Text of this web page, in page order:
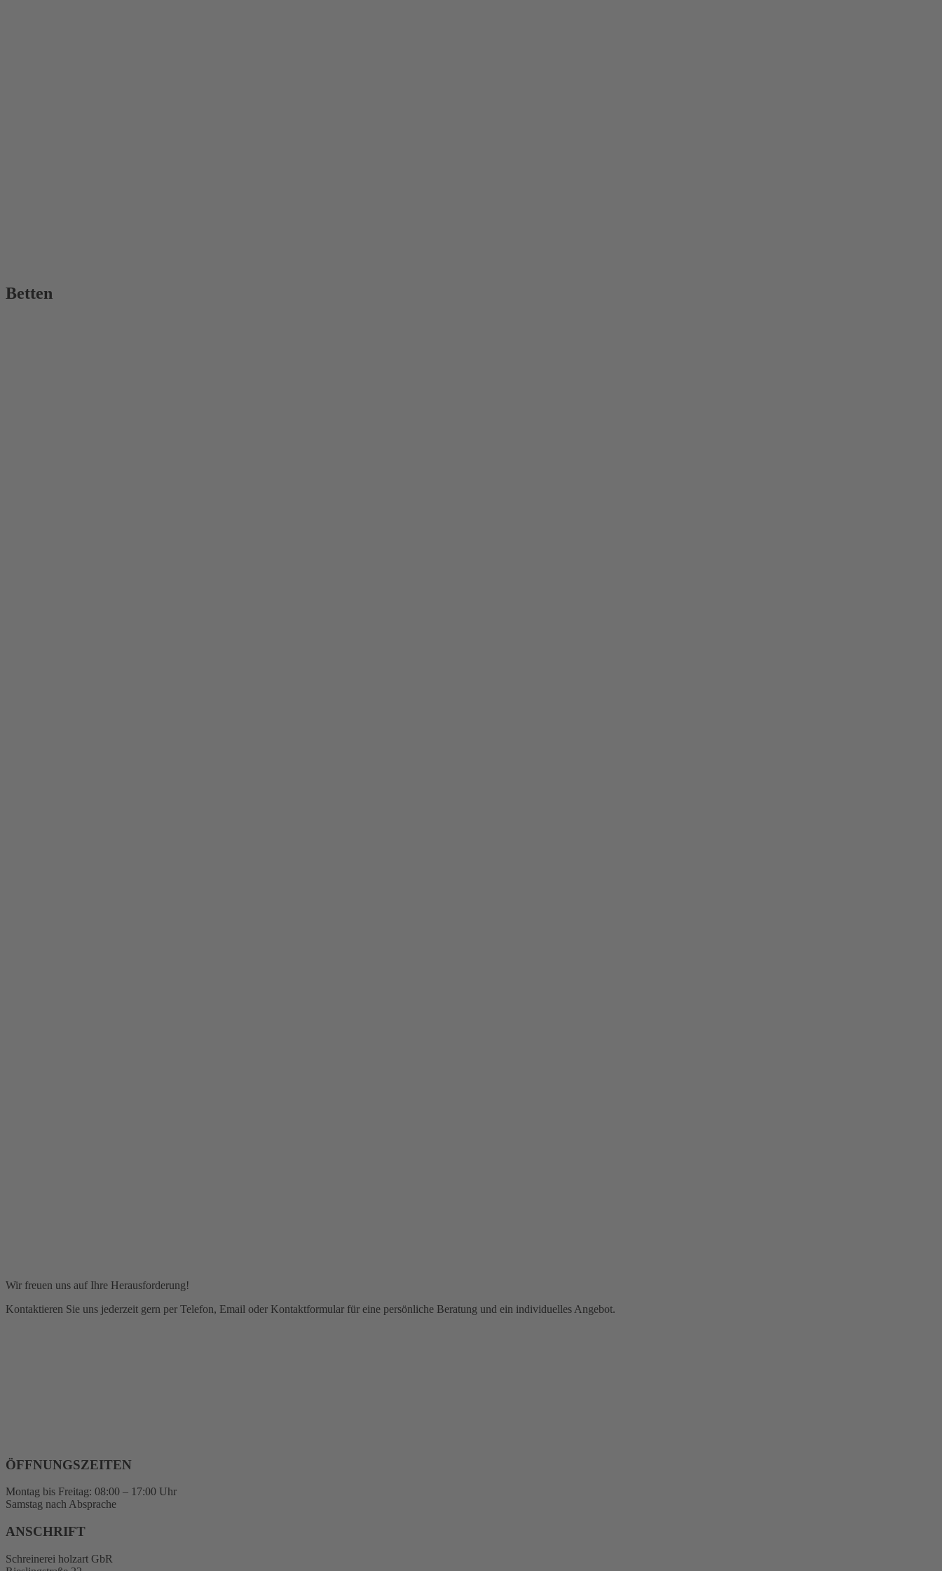
Betten
Wir freuen uns auf Ihre Herausforderung!
Kontaktieren Sie uns jederzeit gern per Telefon, Email oder Kontaktformular für eine persönliche Beratung und ein individuelles Angebot.
ÖFFNUNGSZEITEN
Montag bis Freitag: 08:00 – 17:00 Uhr
Samstag nach Absprache
ANSCHRIFT
Schreinerei holzart GbR